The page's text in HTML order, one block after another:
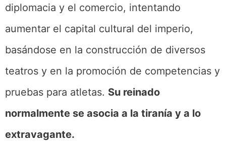
diplomacia y el comercio, intentando
aumentar el capital cultural del imperio,
basándose en la construcción de diversos
teatros y en la promoción de competencias y
pruebas para atletas. Su reinado
normalmente se asocia a la tiranía y a lo
extravagante.